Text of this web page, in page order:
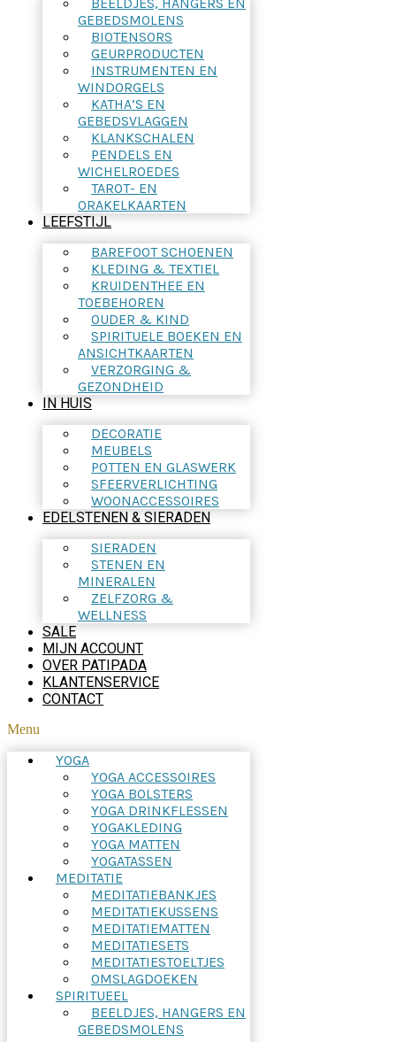
GEBEDSMOLENS
BIOTENSORS
GEURPRODUCTEN
INSTRUMENTEN EN
WINDORGELS
KATHA’S EN
GEBEDSVLAGGEN
KLANKSCHALEN
PENDELS EN
WICHELROEDES
TAROT- EN
ORAKELKAARTEN
LEEFSTIJL
BAREFOOT SCHOENEN
KLEDING & TEXTIEL
KRUIDENTHEE EN
TOEBEHOREN
OUDER & KIND
SPIRITUELE BOEKEN EN
ANSICHTKAARTEN
VERZORGING &
GEZONDHEID
IN HUIS
DECORATIE
MEUBELS
POTTEN EN GLASWERK
SFEERVERLICHTING
WOONACCESSOIRES
EDELSTENEN & SIERADEN
SIERADEN
STENEN EN
MINERALEN
ZELFZORG &
WELLNESS
SALE
MIJN ACCOUNT
OVER PATIPADA
KLANTENSERVICE
CONTACT
Menu
YOGA
YOGA ACCESSOIRES
YOGA BOLSTERS
YOGA DRINKFLESSEN
YOGAKLEDING
YOGA MATTEN
YOGATASSEN
MEDITATIE
MEDITATIEBANKJES
MEDITATIEKUSSENS
MEDITATIEMATTEN
MEDITATIESETS
MEDITATIESTOELTJES
OMSLAGDOEKEN
SPIRITUEEL
BEELDJES, HANGERS EN
GEBEDSMOLENS